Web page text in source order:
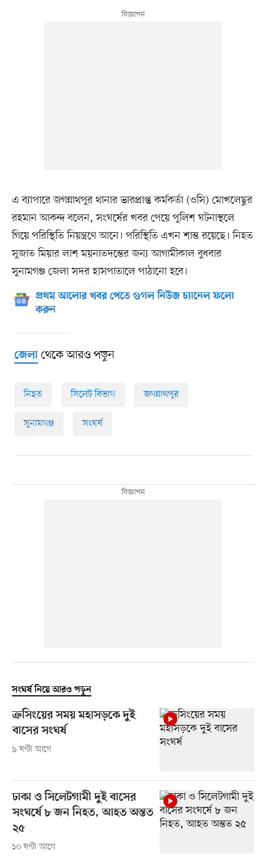
এ ব্যাপারে জগন্নাথপুর থানার ভারপ্রাপ্ত কর্মকর্তা (ওসি) মোখলেছুর
রহমান আকন্দ বলেন, সংঘর্ষের খবর পেয়ে পুলিশ ঘটনাস্থলে
গিয়ে পরিস্থিতি নিয়ন্ত্রণে আনে। পরিস্থিতি এখন শান্ত রয়েছে। নিহত
সুজাত মিয়ার লাশ ময়নাতদন্তের জন্য আগামীকাল বুধবার
সুনামগঞ্জ জেলা সদর হাসপাতালে পাঠানো হবে।
প্রথম আলোর খবর পেতে গুগল নিউজ চ্যানেল ফলো
করুন
জেলাথেকে আরও পড়ুন
নিহত সিলেট বিভাগ জগন্নাথপুর
সুনামগঞ্জ সংঘর্ষ
সংঘর্ষ নিয়ে আরও পড়ুন
ক্রসিংয়ের সময় মহাসড়কে দুই
বাসের সংঘর্ষ
৯ ঘণ্টা আগে
ঢাকা ও সিলেটগামী দুই বাসের
সংঘর্ষে ৮ জন নিহত, আহত অন্তত
২৫
১০ ঘণ্টা আগে